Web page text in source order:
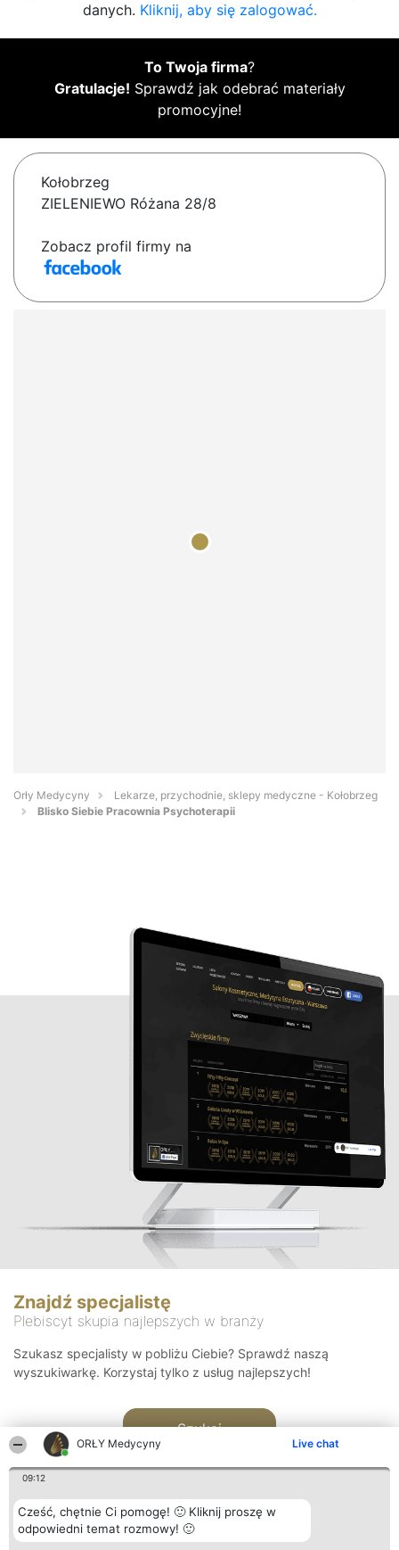
ORŁY Medycyny Live chat
09:12
Cześć, chętnie Ci pomogę! 🙂 Kliknij proszę w
odpowiedni temat rozmowy! 🙂
danych. Kliknij, aby się zalogować.
To Twoja firma?
Gratulacje! Sprawdź jak odebrać materiały
promocyjne!
Kołobrzeg
ZIELENIEWO Różana 28/8
Zobacz profil firmy na
Orły Medycyny
Lekarze, przychodnie, sklepy medyczne - Kołobrzeg
Blisko Siebie Pracownia Psychoterapii
Znajdź specjalistę
Plebiscyt skupia najlepszych w branży
Szukasz specjalisty w pobliżu Ciebie? Sprawdź naszą
wyszukiwarkę. Korzystaj tylko z usług najlepszych!
Szukaj